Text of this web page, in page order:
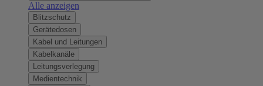
Alle anzeigen
Blitzschutz
Gerätedosen
Kabel und Leitungen
Kabelkanäle
Leitungsverlegung
Medientechnik